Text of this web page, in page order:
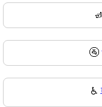
🚮
🚰
♿